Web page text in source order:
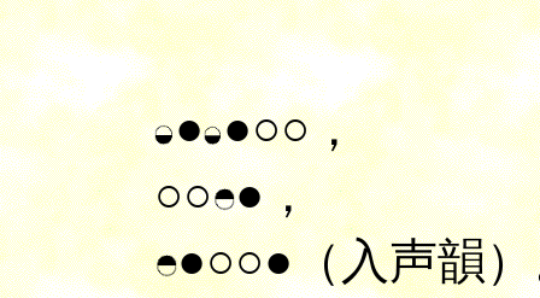
● ●○○，
○○ ●，
●○○●（入声韻